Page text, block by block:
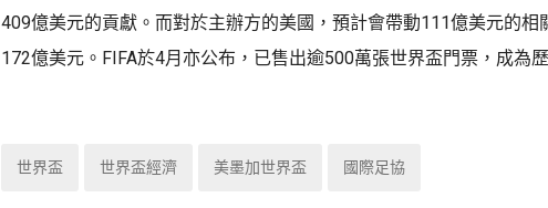
409億美元的貢獻。而對於主辦方的美國，預計會帶動111億美元的相
172億美元。FIFA於4月亦公布，已售出逾500萬張世界盃門票，成為
世界盃 世界盃經濟 美墨加世界盃 國際足協